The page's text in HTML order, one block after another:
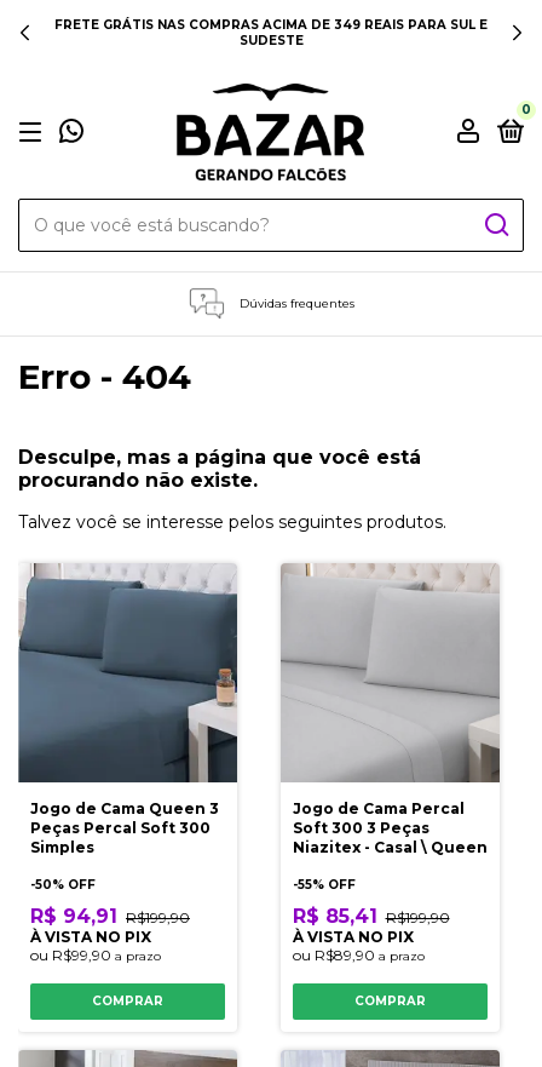
FRETE GRÁTIS NAS COMPRAS ACIMA DE 349 REAIS PARA SUL E
SUDESTE
0
Dúvidas frequentes
Erro - 404
Desculpe, mas a página que você está
procurando não existe.
Talvez você se interesse pelos seguintes produtos.
Jogo de Cama Queen 3
Peças Percal Soft 300
Simples
-50% OFF
R$ 94,91 R$199,90
À VISTA NO PIX
ou R$99,90 a prazo
COMPRAR
Jogo de Cama Percal
Soft 300 3 Peças
Niazitex - Casal \ Queen
-55% OFF
R$ 85,41 R$199,90
À VISTA NO PIX
ou R$89,90 a prazo
COMPRAR